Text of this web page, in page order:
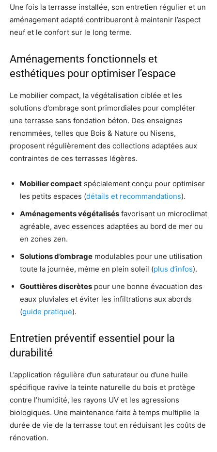
Une fois la terrasse installée, son entretien régulier et un
aménagement adapté contribueront à maintenir l’aspect
neuf et le confort sur le long terme.
Aménagements fonctionnels et
esthétiques pour optimiser l’espace
Le mobilier compact, la végétalisation ciblée et les
solutions d’ombrage sont primordiales pour compléter
une terrasse sans fondation béton. Des enseignes
renommées, telles que Bois & Nature ou Nisens,
proposent régulièrement des collections adaptées aux
contraintes de ces terrasses légères.
Mobilier compact spécialement conçu pour optimiser
les petits espaces (détails et recommandations).
Aménagements végétalisés favorisant un microclimat
agréable, avec essences adaptées au bord de mer ou
en zones zen.
Solutions d’ombrage modulables pour une utilisation
toute la journée, même en plein soleil (plus d’infos).
Gouttières discrètes pour une bonne évacuation des
eaux pluviales et éviter les infiltrations aux abords
(guide pratique).
Entretien préventif essentiel pour la
durabilité
L’application régulière d’un saturateur ou d’une huile
spécifique ravive la teinte naturelle du bois et protège
contre l’humidité, les rayons UV et les agressions
biologiques. Une maintenance faite à temps multiplie la
durée de vie de la terrasse tout en réduisant les coûts de
rénovation.